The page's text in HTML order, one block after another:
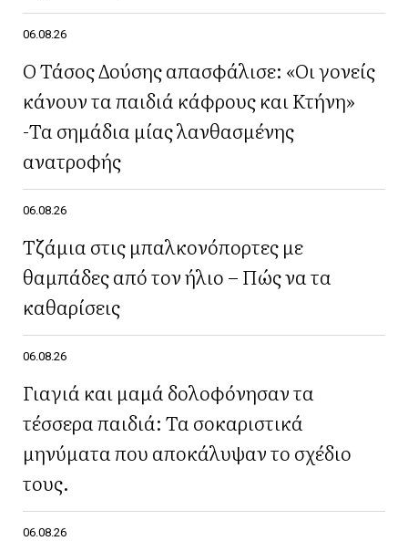
06.08.26
Ο Τάσος Δούσης απασφάλισε: «Οι γονείς
κάνουν τα παιδιά κάφρους και Κτήνη»
-Τα σημάδια μίας λανθασμένης
ανατροφής
06.08.26
Τζάμια στις μπαλκονόπορτες με
θαμπάδες από τον ήλιο – Πώς να τα
καθαρίσεις
06.08.26
Γιαγιά και μαμά δολοφόνησαν τα
τέσσερα παιδιά: Τα σοκαριστικά
μηνύματα που αποκάλυψαν το σχέδιο
τους.
06.08.26